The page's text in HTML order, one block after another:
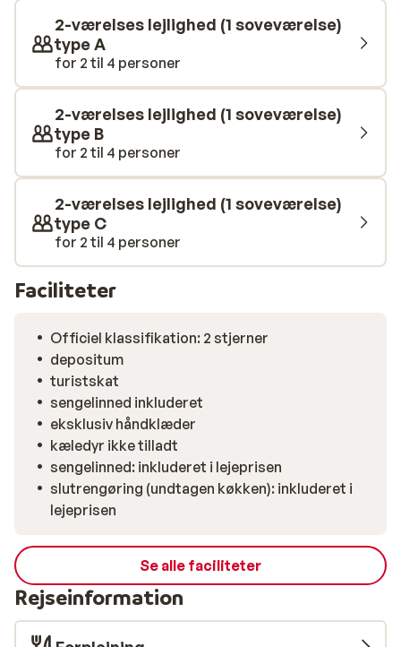
personer og føles både komfortable og hyggelige. Den
varme træfinish, farverige detaljer og praktiske
indretning skaber en hjemlig stemning. Fra stuen eller
altanen har du udsigt til sneklædte bjergtoppe eller
byens charmerende centrum – et stemningsfuldt
bagtæppe til både morgenkaffe og aftenhygge.
Køkkenet er kompakt, men veludstyret med alt det
nødvendige: kogeplader, kaffemaskine og mikroovn –
ski.
2-værelses lejlighed (1 soveværelse)
type A
for 2 til 4 personer
2-værelses lejlighed (1 soveværelse)
type B
for 2 til 4 personer
2-værelses lejlighed (1 soveværelse)
type C
for 2 til 4 personer
Faciliteter
Officiel klassifikation: 2 stjerner
depositum
turistskat
sengelinned inkluderet
eksklusiv håndklæder
kæledyr ikke tilladt
sengelinned: inkluderet i lejeprisen
slutrengøring (undtagen køkken): inkluderet i
lejeprisen
Se alle faciliteter
Rejseinformation